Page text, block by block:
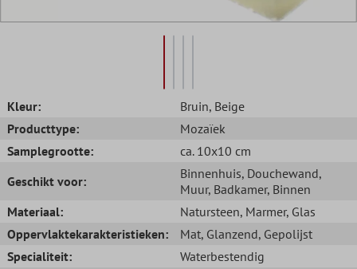
Kleur: Bruin, Beige
Producttype:
Mozaïek
Samplegrootte:
ca. 10x10 cm
Geschikt voor:
Binnenhuis, Douchewand,
Muur, Badkamer, Binnen
Materiaal:
Natursteen, Marmer, Glas
Oppervlaktekarakteristieken:
Mat, Glanzend, Gepolijst
Specialiteit:
Waterbestendig